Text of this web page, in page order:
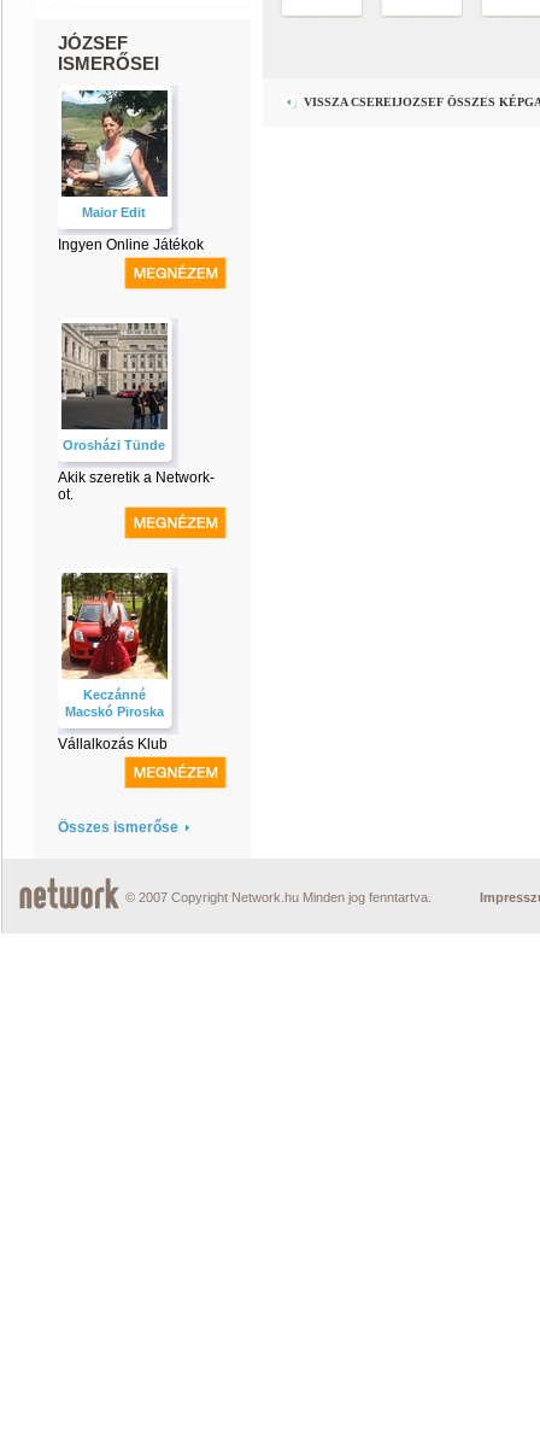
JÓZSEF
ISMERŐSEI
Maior Edit
Ingyen Online Játékok
Orosházi Tünde
Akik szeretik a Network-
ot.
Keczánné
Macskó Piroska
Vállalkozás Klub
Összes ismerőse
VISSZA CSEREIJOZSEF ÖSSZES
© 2007 Copyright Network.hu Minden jog fenntartva.